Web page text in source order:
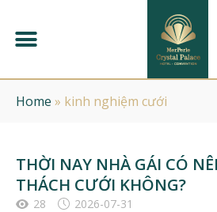
Home » kinh nghiệm cưới
THỜI NAY NHÀ GÁI CÓ
THÁCH CƯỚI KHÔNG?
28 2026-07-31